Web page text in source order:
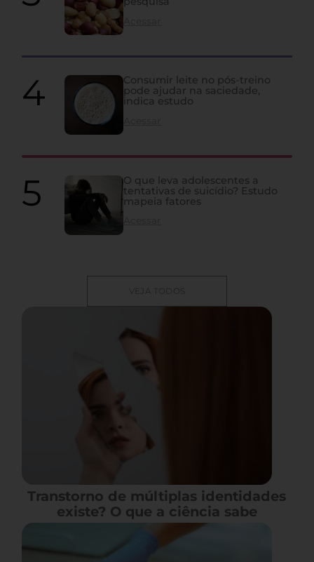
Consumir leite no pós-treino
pode ajudar na saciedade,
indica estudo
O que leva adolescentes a
tentativas de suicídio? Estudo
mapeia fatores
VEJA TODOS
Transtorno de múltiplas identidades
existe? O que a ciência sabe